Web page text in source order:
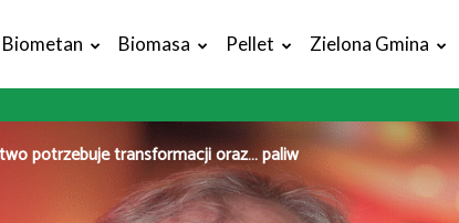
Biometan Biomasa Pellet Zielona Gmina
potrzebuje transformacji oraz… paliw